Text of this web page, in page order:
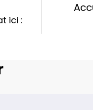
ici :
Auwera :
Et